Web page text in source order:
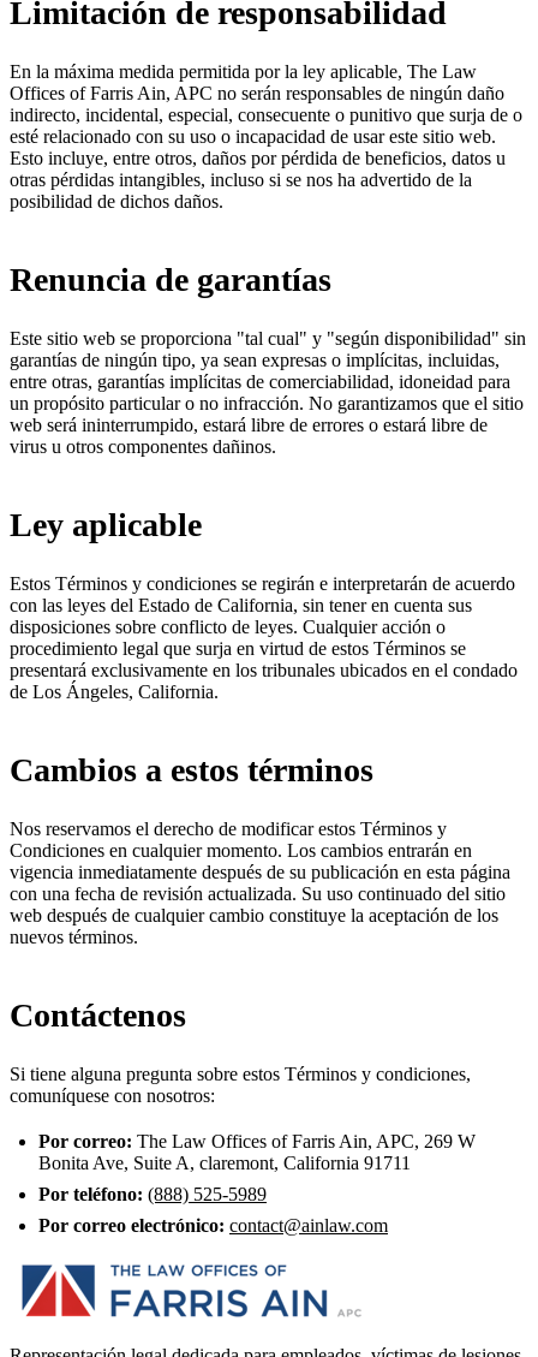
Limitación de responsabilidad
En la máxima medida permitida por la ley aplicable, The Law
Offices of Farris Ain, APC no serán responsables de ningún daño
indirecto, incidental, especial, consecuente o punitivo que surja de o
esté relacionado con su uso o incapacidad de usar este sitio web.
Esto incluye, entre otros, daños por pérdida de beneficios, datos u
otras pérdidas intangibles, incluso si se nos ha advertido de la
posibilidad de dichos daños.
Renuncia de garantías
Este sitio web se proporciona "tal cual" y "según disponibilidad" sin
garantías de ningún tipo, ya sean expresas o implícitas, incluidas,
entre otras, garantías implícitas de comerciabilidad, idoneidad para
un propósito particular o no infracción. No garantizamos que el sitio
web será ininterrumpido, estará libre de errores o estará libre de
virus u otros componentes dañinos.
Ley aplicable
Estos Términos y condiciones se regirán e interpretarán de acuerdo
con las leyes del Estado de California, sin tener en cuenta sus
disposiciones sobre conflicto de leyes. Cualquier acción o
procedimiento legal que surja en virtud de estos Términos se
presentará exclusivamente en los tribunales ubicados en el condado
de Los Ángeles, California.
Cambios a estos términos
Nos reservamos el derecho de modificar estos Términos y
Condiciones en cualquier momento. Los cambios entrarán en
vigencia inmediatamente después de su publicación en esta página
con una fecha de revisión actualizada. Su uso continuado del sitio
web después de cualquier cambio constituye la aceptación de los
nuevos términos.
Contáctenos
Si tiene alguna pregunta sobre estos Términos y condiciones,
comuníquese con nosotros:
Por correo: The Law Offices of Farris Ain, APC, 269 W
Bonita Ave, Suite A, claremont, California 91711
Por teléfono: (888) 525-5989
Por correo electrónico: contact@ainlaw.com